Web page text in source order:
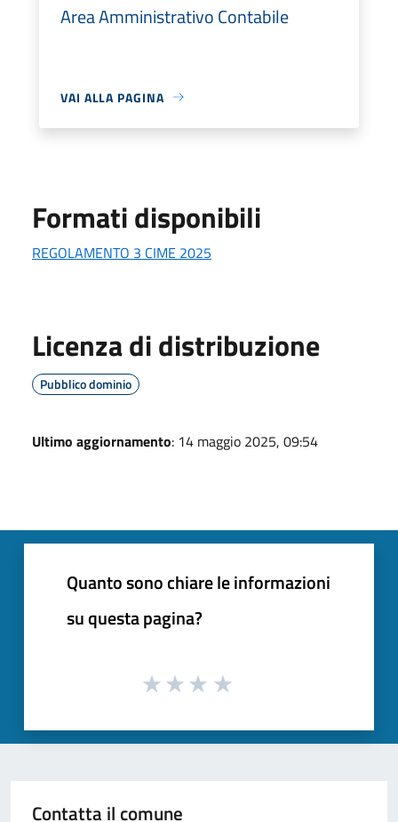
Area Amministrativo Contabile
VAI ALLA PAGINA
Formati disponibili
REGOLAMENTO 3 CIME 2025
Licenza di distribuzione
Pubblico dominio
Ultimo aggiornamento: 14 maggio 2025, 09:54
Quanto sono chiare le informazioni
su questa pagina?
Contatta il comune